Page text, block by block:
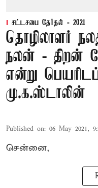
சட்டசபை தேர்தல் - 2021
தொழிலாளர்
நலன் - திறன்
என்று
மு.க.ஸ்டாலின்
Published on: 06 May 2021,
சென்னை,